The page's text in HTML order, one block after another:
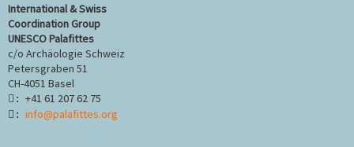
International & Swiss
Coordination Group
UNESCO Palafittes
c/o Archäologie Schweiz
Petersgraben 51
CH-4051 Basel
: +41 61 207 62 75
: info@palafittes.org